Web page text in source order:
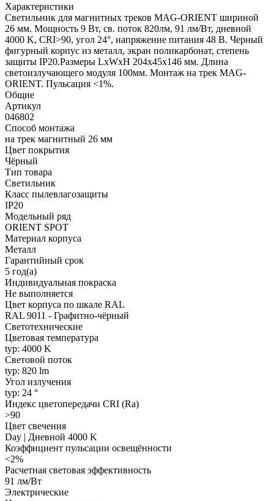
Характеристики
Светильник для магнитных треков MAG-ORIENT шириной
26 мм. Мощность 9 Вт, св. поток 820лм, 91 лм/Вт, дневной
4000 K, CRI>90, угол 24°, напряжение питания 48 В. Черный
фигурный корпус из металл, экран поликарбонат, степень
защиты IP20.Размеры LxWxH 204x45x146 мм. Длина
светоизлучающего модуля 100мм. Монтаж на трек MAG-
ORIENT. Пульсация <1%.
Общие
Артикул
046802
Способ монтажа
на трек магнитный 26 мм
Цвет покрытия
Чёрный
Тип товара
Светильник
Класс пылевлагозащиты
IP20
Модельный ряд
ORIENT SPOT
Материал корпуса
Металл
Гарантийный срок
5 год(а)
Индивидуальная покраска
Не выполняется
Цвет корпуса по шкале RAL
RAL 9011 - Графитно-чёрный
Светотехнические
Цветовая температура
typ: 4000 K
Световой поток
typ: 820 lm
Угол излучения
typ: 24 °
Индекс цветопередачи CRI (Ra)
>90
Цвет свечения
Day | Дневной 4000 K
Коэффициент пульсации освещённости
<2%
Расчетная световая эффективность
91 лм/Вт
Электрические